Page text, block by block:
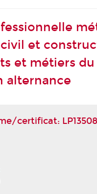
civil et
et métiers du
alternance
certificat: